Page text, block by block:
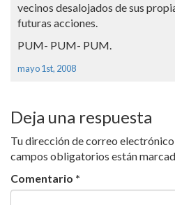
vecinos desalojados de sus
futuras acciones.
PUM- PUM- PUM.
mayo 1st, 2008
Deja una respuesta
Tu dirección de correo
campos obligatorios están
Comentario *